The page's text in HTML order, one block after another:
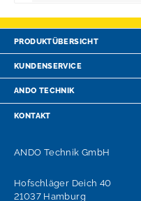
PRODUKTÜBERSICHT
KUNDENSERVICE
ANDO TECHNIK
KONTAKT
ANDO Technik GmbH
Hofschläger Deich 40
21037 Hamburg